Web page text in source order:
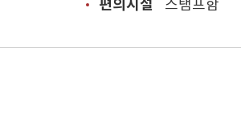
편의시설
스탬프함